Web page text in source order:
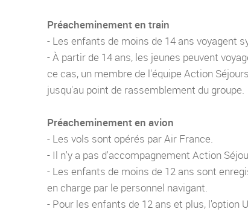
Préacheminement en train
- Les enfants de moins de 14 ans voyagent
- À partir de 14 ans, les jeunes peuvent
ce cas, un membre de l'équipe Action
jusqu'au point de rassemblement du groupe.
Préacheminement en avion
- Les vols sont opérés par Air France.
- Il n'y a pas d'accompagnement Action
- Les enfants de moins de 12 ans sont
en charge par le personnel navigant.
- Pour les enfants de 12 ans et plus,